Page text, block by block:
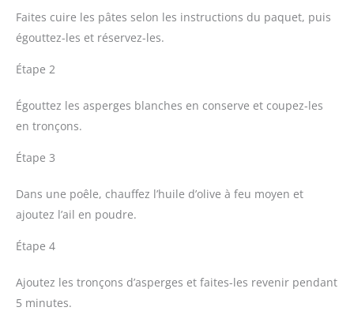
Faites cuire les pâtes selon les instructions du paquet, puis
égouttez-les et réservez-les.
Étape 2
Égouttez les asperges blanches en conserve et coupez-les
en tronçons.
Étape 3
Dans une poêle, chauffez l’huile d’olive à feu moyen et
ajoutez l’ail en poudre.
Étape 4
Ajoutez les tronçons d’asperges et faites-les revenir pendant
5 minutes.